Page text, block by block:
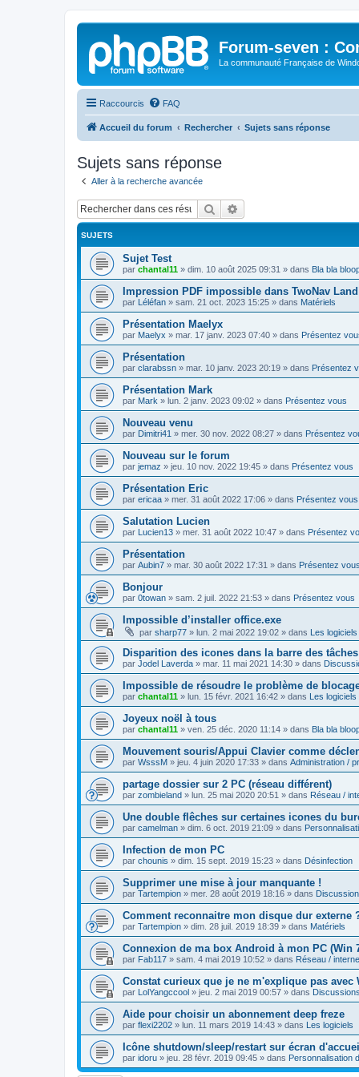
Forum-seven :
La communauté Française de
Raccourcis FAQ
Accueil du forum Rechercher Sujets sans réponse
Sujets sans réponse
Aller à la recherche avancée
Rechercher
SUJETS
Sujet Test
par chantal11 » dim. 10 août 2025 09:31 » dans Bla bla
Impression PDF impossible dans TwoNav
par Léléfan » sam. 21 oct. 2023 15:25 » dans Matériels
Présentation Maelyx
par Maelyx » mar. 17 janv. 2023 07:40 » dans Présentez
Présentation
par clarabssn » mar. 10 janv. 2023 20:19 » dans Présentez
Présentation Mark
par Mark » lun. 2 janv. 2023 09:02 » dans Présentez vous
Nouveau venu
par Dimitri41 » mer. 30 nov. 2022 08:27 » dans Présentez
Nouveau sur le forum
par jemaz » jeu. 10 nov. 2022 19:45 » dans Présentez vous
Présentation Eric
par ericaa » mer. 31 août 2022 17:06 » dans Présentez vous
Salutation Lucien
par Lucien13 » mer. 31 août 2022 10:47 » dans Présentez
Présentation
par Aubin7 » mar. 30 août 2022 17:31 » dans Présentez vous
Bonjour
par 0towan » sam. 2 juil. 2022 21:53 » dans Présentez vous
Impossible d’installer office.exe
par sharp77 » lun. 2 mai 2022 19:02 » dans Les logiciels
Disparition des icones dans la barre des tâches
par Jodel Laverda » mar. 11 mai 2021 14:30 » dans
Impossible de résoudre le problème de
par chantal11 » lun. 15 févr. 2021 16:42 » dans Les logiciels
Joyeux noël à tous
par chantal11 » ven. 25 déc. 2020 11:14 » dans Bla bla
Mouvement souris/Appui Clavier comme
par WsssM » jeu. 4 juin 2020 17:33 » dans Administration /
partage dossier sur 2 PC (réseau différent)
par zombieland » lun. 25 mai 2020 20:51 » dans Réseau /
Une double flêches sur certaines icones du
par camelman » dim. 6 oct. 2019 21:09 » dans
Infection de mon PC
par chounis » dim. 15 sept. 2019 15:23 » dans Désinfection
Supprimer une mise à jour manquante !
par Tartempion » mer. 28 août 2019 18:16 » dans
Comment reconnaitre mon disque dur externe
par Tartempion » dim. 28 juil. 2019 18:39 » dans Matériels
Connexion de ma box Android à mon PC (Win
par Fab117 » sam. 4 mai 2019 10:52 » dans Réseau /
Constat curieux que je ne m'explique pas avec
par LolYangccool » jeu. 2 mai 2019 00:57 » dans
Aide pour choisir un abonnement deep freze
par flexi2202 » lun. 11 mars 2019 14:43 » dans Les logiciels
Icône shutdown/sleep/restart sur écran
par idoru » jeu. 28 févr. 2019 09:45 » dans Personnalisation